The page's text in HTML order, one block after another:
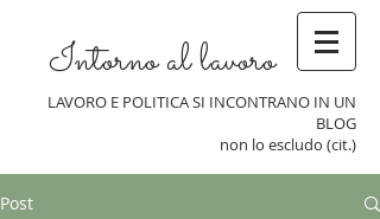
Intorno al lavoro
LAVORO E POLITICA SI INCONTRANO IN UN
BLOG
non lo escludo (cit.)
Post